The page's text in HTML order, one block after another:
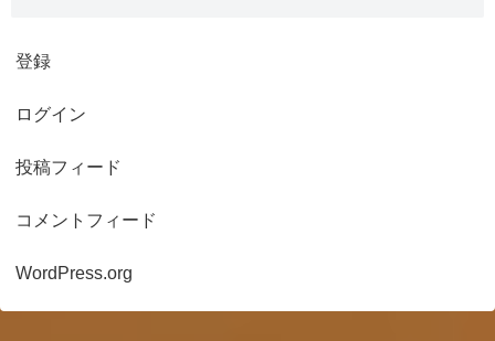
登録
ログイン
投稿フィード
コメントフィード
WordPress.org